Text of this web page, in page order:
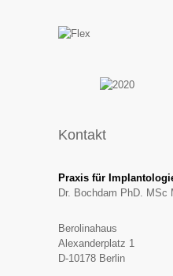
Kontakt
Praxis für
Dr. Bochdam PhD. MSc
Berolinahaus
Alexanderplatz 1
D-10178 Berlin